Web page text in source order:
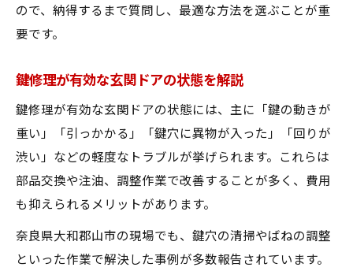
ので、納得するまで質問し、最適な方法を選ぶことが重
要です。
鍵修理が有効な玄関ドアの状態を解説
鍵修理が有効な玄関ドアの状態には、主に「鍵の動きが
重い」「引っかかる」「鍵穴に異物が入った」「回りが
渋い」などの軽度なトラブルが挙げられます。これらは
部品交換や注油、調整作業で改善することが多く、費用
も抑えられるメリットがあります。
奈良県大和郡山市の現場でも、鍵穴の清掃やばねの調整
といった作業で解決した事例が多数報告されています。